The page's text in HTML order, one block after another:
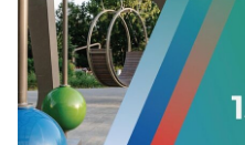
релизы
О
Metro
Стримы
Спецпроекты